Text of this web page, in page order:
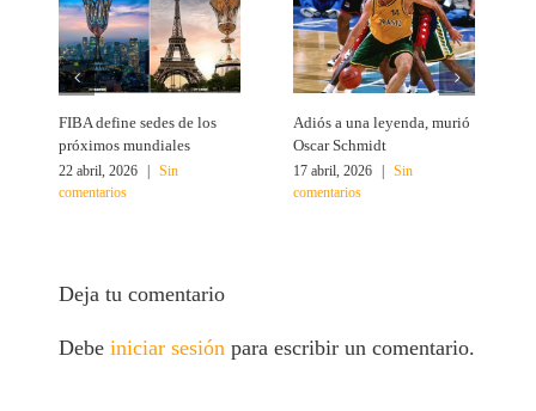
FIBA define sedes de los
próximos mundiales
22 abril, 2026 |
Sin
comentarios
Adiós a una leyenda, murió
Oscar Schmidt
17 abril, 2026 |
Sin
comentarios
Deja tu comentario
Debeiniciar sesiónpara escribir un comentario.